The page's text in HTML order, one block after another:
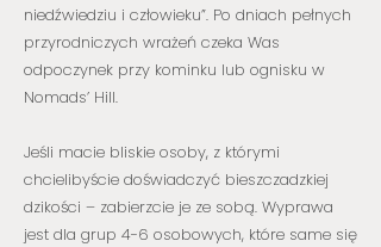
niedźwiedziu i człowieku”. Po dniach pełnych
przyrodniczych wrażeń czeka Was
odpoczynek przy kominku lub ognisku w
Nomads’ Hill.
Jeśli macie bliskie osoby, z którymi
chcielibyście doświadczyć bieszczadzkiej
dzikości – zabierzcie je ze sobą. Wyprawa
jest dla grup 4-6 osobowych, które same się